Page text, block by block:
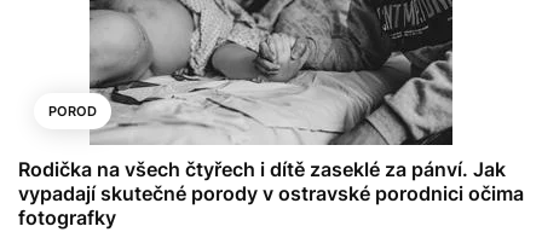
POROD
Rodička na všech čtyřech i dítě zaseklé za pánví. Jak
vypadají skutečné porody v ostravské porodnici očima
fotografky